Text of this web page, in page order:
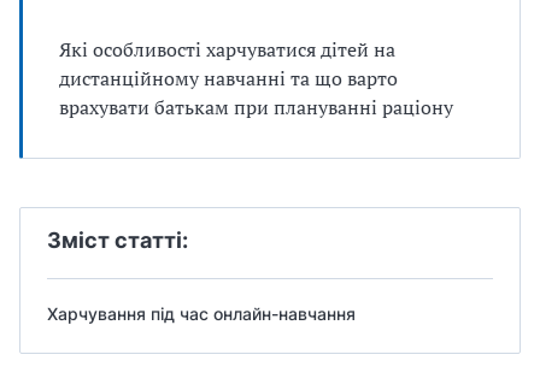
Які особливості харчуватися дітей на
дистанційному навчанні та що варто
врахувати батькам при плануванні раціону
Зміст статті:
Харчування під час онлайн-навчання